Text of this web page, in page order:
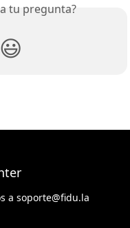
tu pregunta?
😃
a soporte@fidu.la